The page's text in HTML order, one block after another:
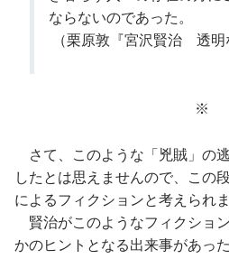
ならないのであった。
（栗原敦『宮沢賢治 透
※
さて、このような「兇賊」の
したとは思えませんので、この
によるフィクションと考えられま
賢治がこのようなフィクショ
かのヒントとなる出来事があっ